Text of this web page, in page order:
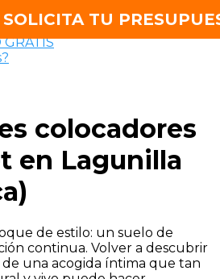
GRATIS
colocadores
en Lagunilla
de estilo: un suelo de
continua. Volver a descubrir
de una acogida íntima que tan
SOLICITA TU